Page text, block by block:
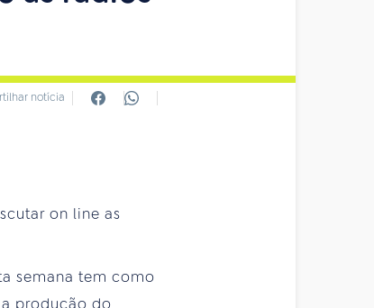
notícia
on line as
semana tem como
produção do